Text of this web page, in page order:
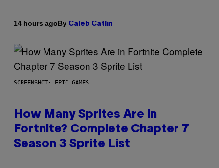
14 hours agoBy Caleb Catlin
SCREENSHOT: EPIC GAMES
How Many Sprites Are in
Fortnite? Complete Chapter 7
Season 3 Sprite List